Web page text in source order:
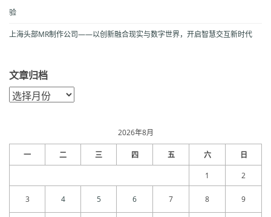
验
上海头部MR制作公司——以创新融合现实与数字世界，开启智慧交互新时代
文章归档
文
章
2026年8月
一 二 三 四 五 六 日
1 2
3 4 5 6 7 8 9